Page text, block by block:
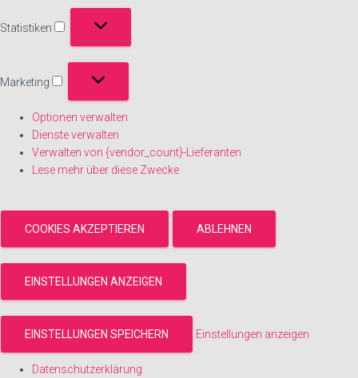
Statistiken
Marketing
Optionen verwalten
Dienste verwalten
Verwalten von {vendor_count}-Lieferanten
Lese mehr über diese Zwecke
COOKIES AKZEPTIEREN ABLEHNEN
EINSTELLUNGEN ANZEIGEN
EINSTELLUNGEN SPEICHERN Einstellungen anzeigen
Datenschutzerklärung